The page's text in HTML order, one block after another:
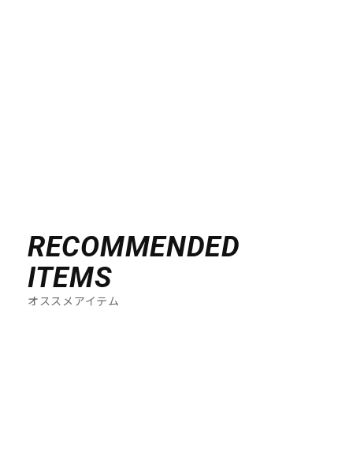
RECOMMENDED
ITEMS
オススメアイテム